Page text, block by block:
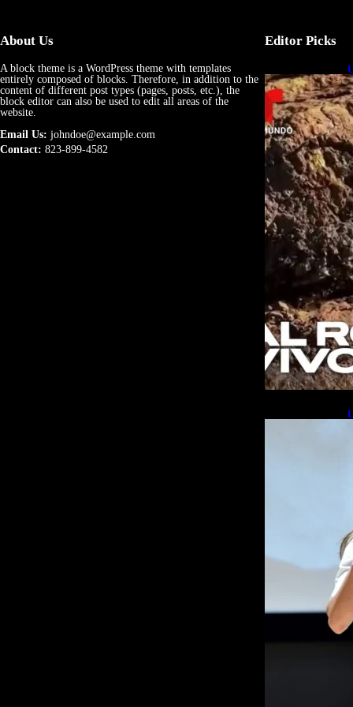
About Us
A block theme is a WordPress theme with templates
entirely composed of blocks. Therefore, in addition to the
content of different post types (pages, posts, etc.), the
block editor can also be used to edit all areas of the
website.
Email Us: johndoe@example.com
Contact: 823-899-4582
Editor Picks